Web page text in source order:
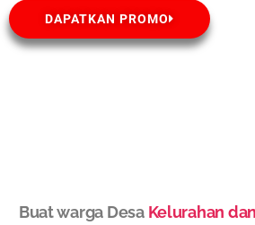
DAPATKAN PROMO
Buat warga Desa Kelurahan